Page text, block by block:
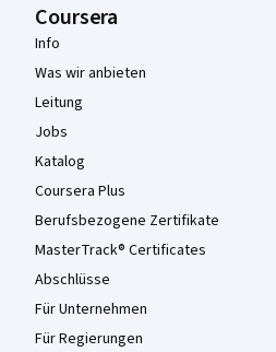
Coursera
Info
Was wir anbieten
Leitung
Jobs
Katalog
Coursera Plus
Berufsbezogene Zertifikate
MasterTrack® Certificates
Abschlüsse
Für Unternehmen
Für Regierungen